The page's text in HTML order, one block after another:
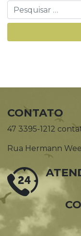
CONTATO
47 3395-1212
Rua Hermann